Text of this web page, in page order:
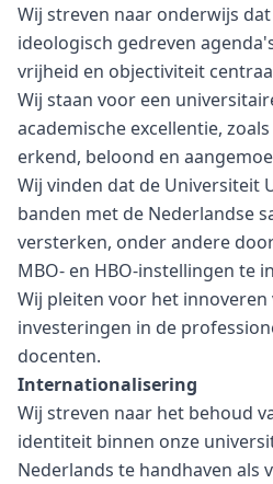
Wij streven naar onderwijs
ideologisch gedreven
vrijheid en objectiviteit
Wij staan voor een
academische excellentie,
erkend, beloond en
Wij vinden dat de Universiteit
banden met de Nederlandse
versterken, onder andere
MBO- en HBO-instellingen te
Wij pleiten voor het
investeringen in de
docenten.
Internationalisering
Wij streven naar het behoud
identiteit binnen onze
Nederlands te handhaven als